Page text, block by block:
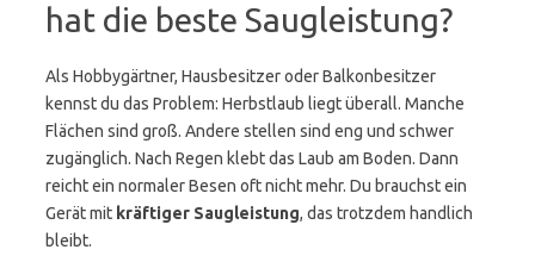
hat die beste Saugleistung?
Als Hobbygärtner, Hausbesitzer oder Balkonbesitzer
kennst du das Problem: Herbstlaub liegt überall. Manche
Flächen sind groß. Andere stellen sind eng und schwer
zugänglich. Nach Regen klebt das Laub am Boden. Dann
reicht ein normaler Besen oft nicht mehr. Du brauchst ein
Gerät mit kräftiger Saugleistung, das trotzdem handlich
bleibt.